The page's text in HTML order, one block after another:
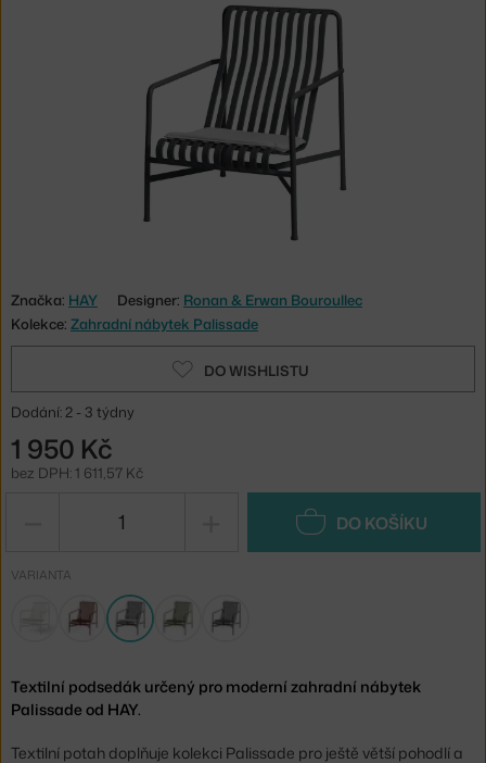
Značka: HAY Designer: Ronan & Erwan Bouroullec
Kolekce: Zahradní nábytek Palissade
DO WISHLISTU
Dodání: 2 - 3 týdny
1 950 Kč
bez DPH: 1 611,57 Kč
DO KOŠÍKU
VARIANTA
Textilní podsedák určený pro moderní zahradní nábytek
Palissade od HAY.
Textilní potah doplňuje kolekci Palissade pro ještě větší pohodlí a